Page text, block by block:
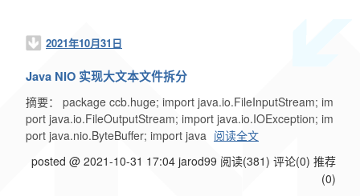
2021年10月31日
Java NIO 实现大文本文件拆分
摘要： package ccb.huge; import java.io.FileInputStream; im
port java.io.FileOutputStream; import java.io.IOException; im
port java.nio.ByteBuffer; import java 阅读全文
posted @ 2021-10-31 17:04 jarod99 阅读(381) 评论(0) 推荐
(0)